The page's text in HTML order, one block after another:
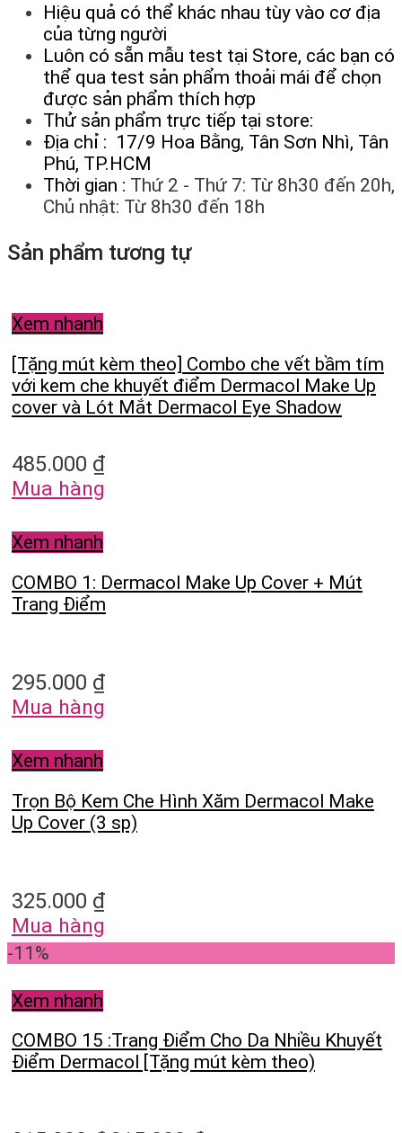
Hiệu quả có thể khác nhau tùy vào cơ địa
của từng người
Luôn có sẵn mẫu test tại Store, các bạn có
thể qua test sản phẩm thoải mái để chọn
được sản phẩm thích hợp
Thử sản phẩm trực tiếp tại store:
Địa chỉ : 17/9 Hoa Bằng, Tân Sơn Nhì, Tân
Phú, TP.HCM
Thời gian : Thứ 2 - Thứ 7: Từ 8h30 đến 20h,
Chủ nhật: Từ 8h30 đến 18h
Sản phẩm tương tự
Xem nhanh
[Tặng mút kèm theo] Combo che vết bầm tím
với kem che khuyết điểm Dermacol Make Up
cover và Lót Mắt Dermacol Eye Shadow
485.000 ₫
Mua hàng
Xem nhanh
COMBO 1: Dermacol Make Up Cover + Mút
Trang Điểm
295.000 ₫
Mua hàng
Xem nhanh
Trọn Bộ Kem Che Hình Xăm Dermacol Make
Up Cover (3 sp)
325.000 ₫
Mua hàng
-11%
Xem nhanh
COMBO 15 :Trang Điểm Cho Da Nhiều Khuyết
Điểm Dermacol [Tặng mút kèm theo)